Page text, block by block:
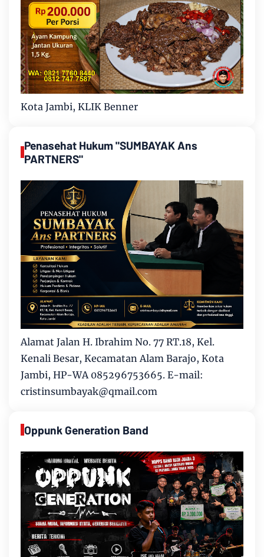
Kota Jambi, KLIK Benner
Penasehat Hukum "SUMBAYAK Ans
PARTNERS"
Alamat Jalan H. Ibrahim No. 77 RT.18, Kel.
Kenali Besar, Kecamatan Alam Barajo, Kota
Jambi, HP-WA 085296753665. E-mail:
cristinsumbayak@qmail.com
Oppunk Generation Band